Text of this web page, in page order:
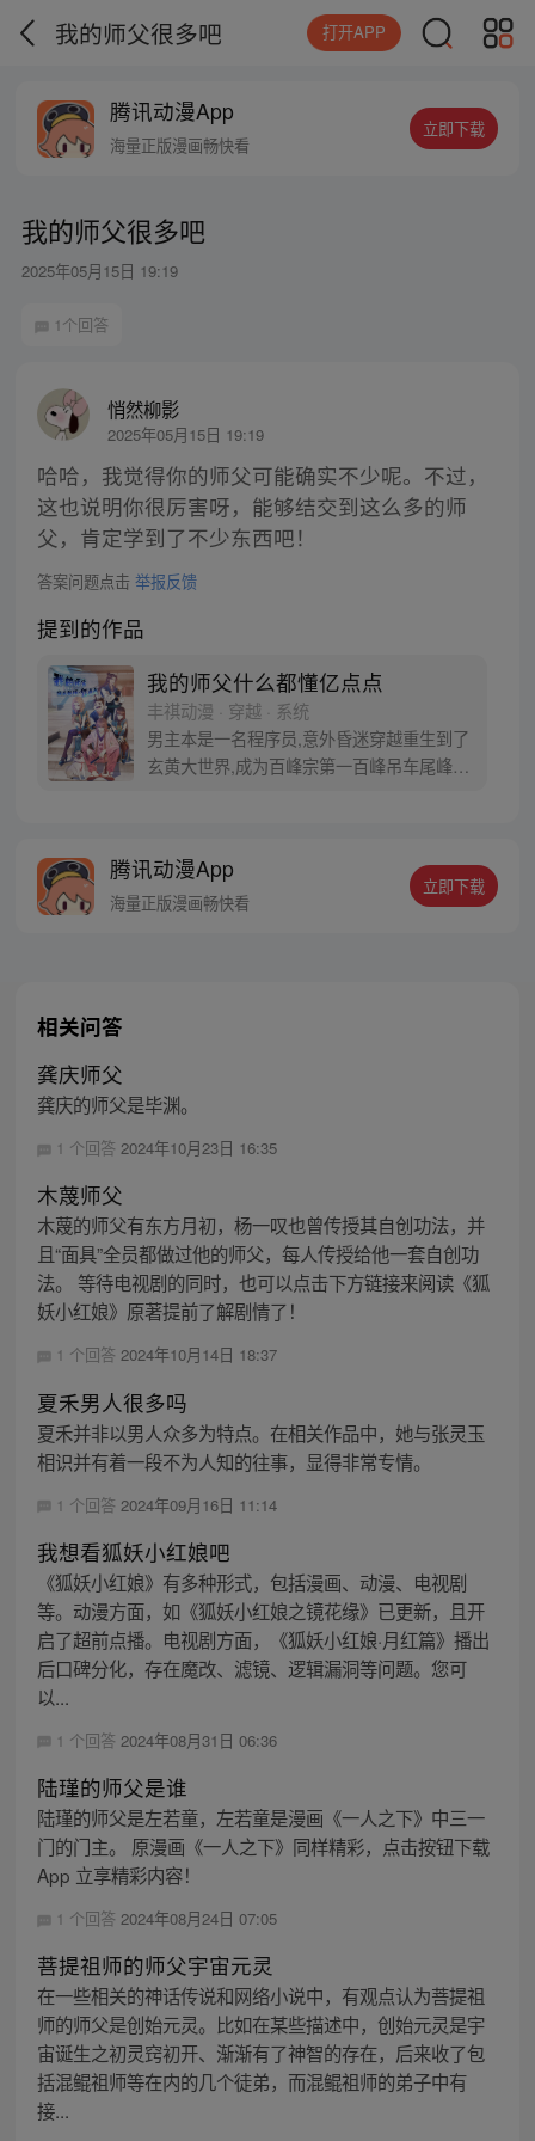
我的师父很多吧 打开APP
腾讯动漫App
海量正版漫画畅快看
立即下载
我的师父很多吧
2025年05月15日 19:19
1个回答
悄然柳影
2025年05月15日 19:19
哈哈，我觉得你的师父可能确实不少呢。不过，
这也说明你很厉害呀，能够结交到这么多的师
父，肯定学到了不少东西吧！
答案问题点击 举报反馈
提到的作品
我的师父什么都懂亿点点
丰祺动漫 · 穿越 · 系统
男主本是一名程序员,意外昏迷穿越重生到了
玄黄大世界,成为百峰宗第一百峰吊车尾峰
级和自身实力，他和弟子们就这样走上了开
挂人生……
腾讯动漫App
海量正版漫画畅快看
立即下载
相关问答
龚庆师父
龚庆的师父是毕渊。
1 个回答 2024年10月23日 16:35
木蔑师父
木蔑的师父有东方月初，杨一叹也曾传授其自创功法，并
且“面具”全员都做过他的师父，每人传授给他一套自创功
法。 等待电视剧的同时，也可以点击下方链接来阅读《狐
妖小红娘》原著提前了解剧情了！
1 个回答 2024年10月14日 18:37
夏禾男人很多吗
夏禾并非以男人众多为特点。在相关作品中，她与张灵玉
相识并有着一段不为人知的往事，显得非常专情。
1 个回答 2024年09月16日 11:14
我想看狐妖小红娘吧
《狐妖小红娘》有多种形式，包括漫画、动漫、电视剧
等。动漫方面，如《狐妖小红娘之镜花缘》已更新，且开
启了超前点播。电视剧方面，《狐妖小红娘·月红篇》播出
后口碑分化，存在魔改、滤镜、逻辑漏洞等问题。您可
以...
1 个回答 2024年08月31日 06:36
陆瑾的师父是谁
陆瑾的师父是左若童，左若童是漫画《一人之下》中三一
门的门主。 原漫画《一人之下》同样精彩，点击按钮下载
App 立享精彩内容！
1 个回答 2024年08月24日 07:05
菩提祖师的师父宇宙元灵
在一些相关的神话传说和网络小说中，有观点认为菩提祖
师的师父是创始元灵。比如在某些描述中，创始元灵是宇
宙诞生之初灵窍初开、渐渐有了神智的存在，后来收了包
括混鲲祖师等在内的几个徒弟，而混鲲祖师的弟子中有
接...